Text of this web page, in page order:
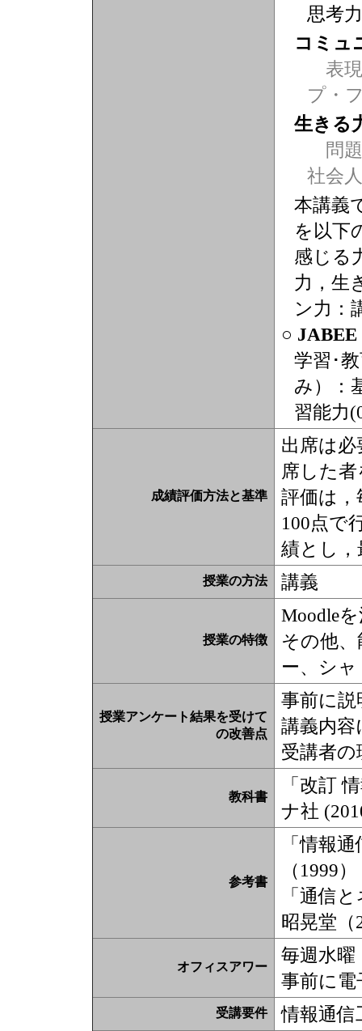
思考力
コミュ
表現
プ・
生きる
問題
社会
本講義
を以下
感じる
力，生
ン力：
○
学習･
み）：
習能力
成績評価方法と基準
出席は
席した
評価は，
100点で
績とし，
授業の方法 講義
授業の特徴
Moodle
その他
ー、シ
授業アンケート結果を受けて
の改善点
事前に説
講義内
受講者
教科書
「改訂
ナ社
参考書
「情報
（1999）
「通信
昭晃堂
オフィスアワー
毎週水曜
事前に
受講要件 情報通信